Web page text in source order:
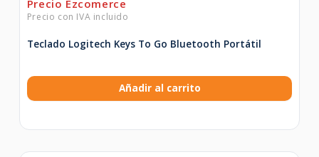
Teclado Logitech Keys To Go Bluetooth Portátil
Añadir al carrito